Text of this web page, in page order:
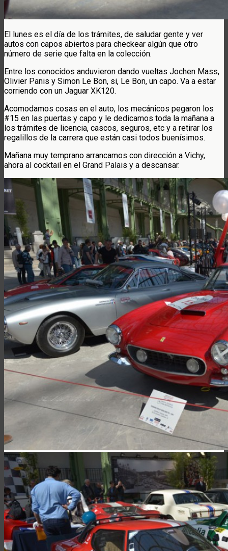
El lunes es el día de los trámites, de saludar gente y ver
autos con capos abiertos para checkear algún que otro
número de serie que falta en la colección.
Entre los conocidos anduvieron dando vueltas Jochen Mass,
Olivier Panis y Simon Le Bon, si, Le Bon, un capo. Va a estar
corriendo con un Jaguar XK120.
Acomodamos cosas en el auto, los mecánicos pegaron los
#15 en las puertas y capo y le dedicamos toda la mañana a
los trámites de licencia, cascos, seguros, etc y a retirar los
regalillos de la carrera que están casi todos buenísimos.
Mañana muy temprano arrancamos con dirección a Vichy,
ahora al cocktail en el Grand Palais y a descansar.